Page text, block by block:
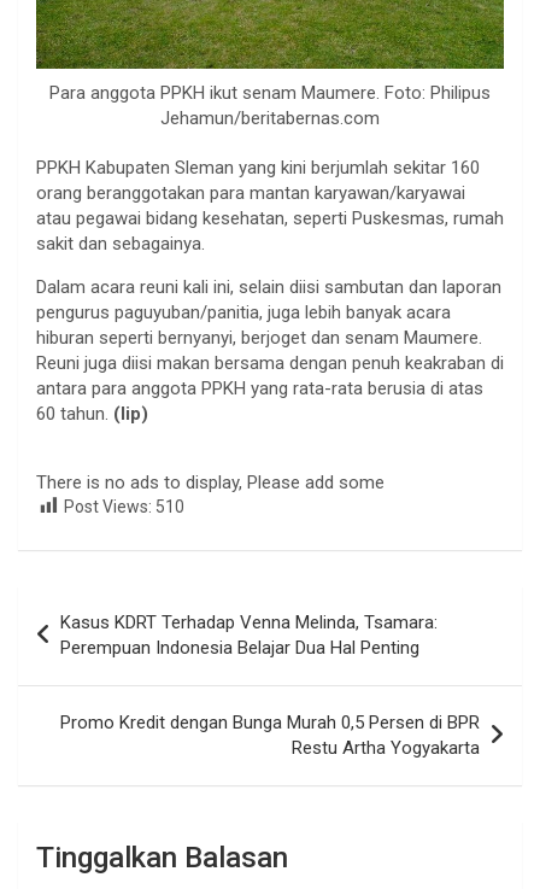
Para anggota PPKH ikut senam Maumere. Foto: Philipus
Jehamun/beritabernas.com
PPKH Kabupaten Sleman yang kini berjumlah sekitar 160
orang beranggotakan para mantan karyawan/karyawai
atau pegawai bidang kesehatan, seperti Puskesmas, rumah
sakit dan sebagainya.
Dalam acara reuni kali ini, selain diisi sambutan dan laporan
pengurus paguyuban/panitia, juga lebih banyak acara
hiburan seperti bernyanyi, berjoget dan senam Maumere.
Reuni juga diisi makan bersama dengan penuh keakraban di
antara para anggota PPKH yang rata-rata berusia di atas
60 tahun. (lip)
There is no ads to display, Please add some
Post Views: 510
pos
Kasus KDRT Terhadap Venna Melinda, Tsamara:
Perempuan Indonesia Belajar Dua Hal Penting
Promo Kredit dengan Bunga Murah 0,5 Persen di BPR
Restu Artha Yogyakarta
Tinggalkan Balasan